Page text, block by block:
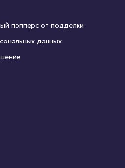
попперс от подделки
данных